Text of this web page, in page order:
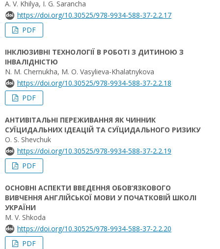
A. V. Khilya, I. G. Sarancha
https://doi.org/10.30525/978-9934-588-37-2.2.17
PDF
ІНКЛЮЗИВНІ ТЕХНОЛОГІЇ В РОБОТІ З ДИТИНОЮ З
ІНВАЛІДНІСТЮ
N. M. Chernukha, M. О. Vasylieva-Khalatnykova
https://doi.org/10.30525/978-9934-588-37-2.2.18
PDF
АНТИВІТАЛЬНІ ПЕРЕЖИВАННЯ ЯК ЧИННИК
СУЇЦИДАЛЬНИХ ІДЕАЦІЙ ТА СУЇЦИДАЛЬНОГО РИЗИКУ
O. S. Shevchuk
https://doi.org/10.30525/978-9934-588-37-2.2.19
PDF
ОСНОВНІ АСПЕКТИ ВВЕДЕННЯ ОБОВ’ЯЗКОВОГО
ВИВЧЕННЯ АНГЛІЙСЬКОЇ МОВИ У ПОЧАТКОВІЙ ШКОЛІ
УКРАЇНИ
M. V. Shkoda
https://doi.org/10.30525/978-9934-588-37-2.2.20
PDF